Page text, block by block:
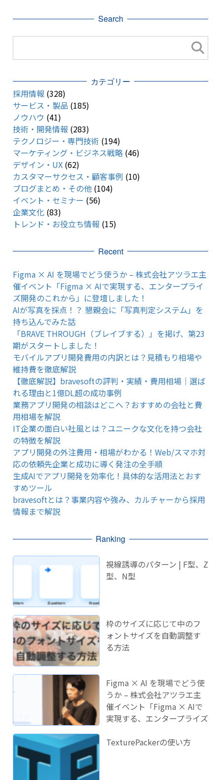
Search
カテゴリー
採用情報 (328)
サービス・製品 (185)
ノウハウ (41)
技術・開発情報 (283)
テクノロジー・専門技術 (194)
マーケティング・ビジネス戦略(46)
デザイン・UX(62)
カスタマーサクセス・顧客事例 (10)
ブログまとめ・その他(104)
イベント・セミナー (56)
企業文化 (83)
トレンド・お役立ち情報 (15)
Recent
Figma × AI を現場でどう使うか – 株式会社アツラエ主
催イベント「Figma × AIで実現する、エンタープライ
ズ開発のこれから」に登壇しました！
AIが写真を採点！？ 懇親会に「写真判定システム」を
持ち込んでみた話
「BRAVE THROUGH（ブレイブする）」を掲げ、第23
期がスタートしました！
モバイルアプリ開発費用の内訳とは？見積もり相場や
維持費を徹底解説
【徹底解説】bravesoftの評判・実績・費用相場｜選ば
れる理由と1億DL超の成功事例
業務アプリ開発の相談はどこへ？おすすめの会社と費
用相場を解説
IT企業の面白い社風とは？ユニークな文化を持つ会社
の特徴を解説
アプリ開発の外注費用・相場がわかる！Web/スマホ対
応の依頼先企業と成功に導く発注の全手順
生成AIでアプリ開発を効率化！具体的な活用法とおす
すめツール
bravesoftとは？事業内容や強み、カルチャーから採用
情報まで解説
Ranking
視線誘導のパターン | F型、Z
型、N型
枠のサイズに応じて中のフ
ォントサイズを自動調整す
る方法
Figma × AI を現場でどう使
うか – 株式会社アツラエ主
催イベント「Figma × AIで
実現する、エンタープライズ
ました！
TexturePackerの使い方